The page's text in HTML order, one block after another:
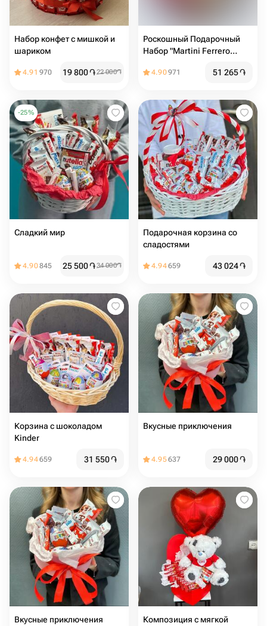
Набор конфет с мишкой и
шариком
4.91 970 19 800֏22 000֏
Роскошный Подарочный
Набор "Martini Ferrero
4.90971 51 265֏
-25%
Сладкий мир️
4.90845 25 500֏34 000֏
Подарочная корзина со
сладостями
4.94659 43 024֏
Корзина с шоколадом
Kinder
4.94659 31 550֏
Вкусные приключения
4.95637 29 000֏
Вкусные приключения
Композиция с мягкой